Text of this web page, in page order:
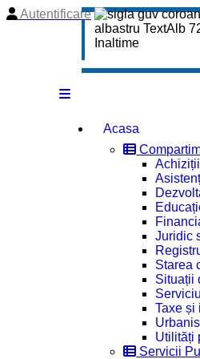
Autentificare
Acasa
Juridic
Starea
Situații
Taxe și
Utilități
Servicii